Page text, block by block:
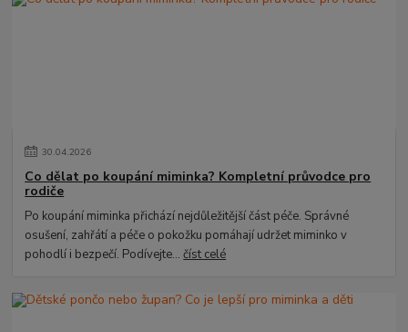
30.04.2026
Co dělat po koupání miminka? Kompletní průvodce pro
rodiče
Po koupání miminka přichází nejdůležitější část péče. Správné
osušení, zahřátí a péče o pokožku pomáhají udržet miminko v
pohodlí i bezpečí. Podívejte...číst celé